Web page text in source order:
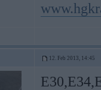
12. Feb 2013, 14:45